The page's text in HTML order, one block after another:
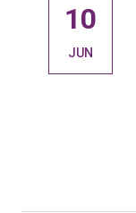
10
JUN